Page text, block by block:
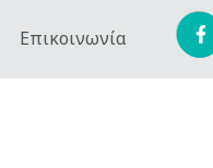
Επικοινωνία